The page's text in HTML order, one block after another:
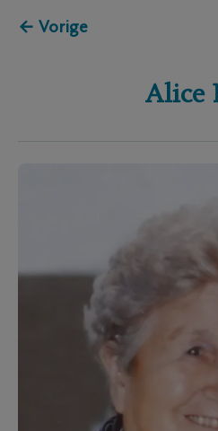
← Vorige
Alice